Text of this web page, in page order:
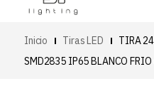
Inicio Tiras LED
TIRA
SMD2835 IP65 BLANCO